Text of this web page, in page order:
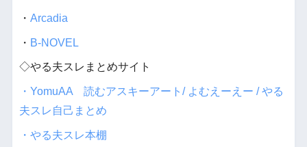
・ Arcadia
・ B-NOVEL
◇やる夫スレまとめサイト
・YomuAA 読むアスキーアート/ よむえーえー / やる
夫スレ自己まとめ
・やる夫スレ本棚